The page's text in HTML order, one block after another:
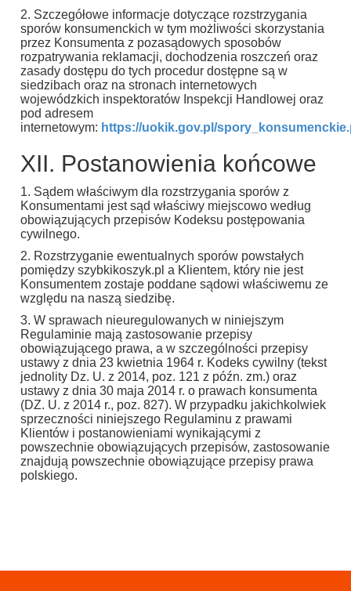
2. Szczegółowe informacje dotyczące rozstrzygania
sporów konsumenckich w tym możliwości skorzystania
przez Konsumenta z pozasądowych sposobów
rozpatrywania reklamacji, dochodzenia roszczeń oraz
zasady dostępu do tych procedur dostępne są w
siedzibach oraz na stronach internetowych
wojewódzkich inspektoratów Inspekcji Handlowej oraz
pod adresem
internetowym: https://uokik.gov.pl/
XII. Postanowienia końcowe
1. Sądem właściwym dla rozstrzygania sporów z
Konsumentami jest sąd właściwy miejscowo według
obowiązujących przepisów Kodeksu postępowania
cywilnego.
2. Rozstrzyganie ewentualnych sporów powstałych
pomiędzy szybkikoszyk.pl a Klientem, który nie jest
Konsumentem zostaje poddane sądowi właściwemu ze
względu na naszą siedzibę.
3. W sprawach nieuregulowanych w niniejszym
Regulaminie mają zastosowanie przepisy
obowiązującego prawa, a w szczególności przepisy
ustawy z dnia 23 kwietnia 1964 r. Kodeks cywilny (tekst
jednolity Dz. U. z 2014, poz. 121 z późn. zm.) oraz
ustawy z dnia 30 maja 2014 r. o prawach konsumenta
(DZ. U. z 2014 r., poz. 827). W przypadku jakichkolwiek
sprzeczności niniejszego Regulaminu z prawami
Klientów i postanowieniami wynikającymi z
powszechnie obowiązujących przepisów, zastosowanie
znajdują powszechnie obowiązujące przepisy prawa
polskiego.